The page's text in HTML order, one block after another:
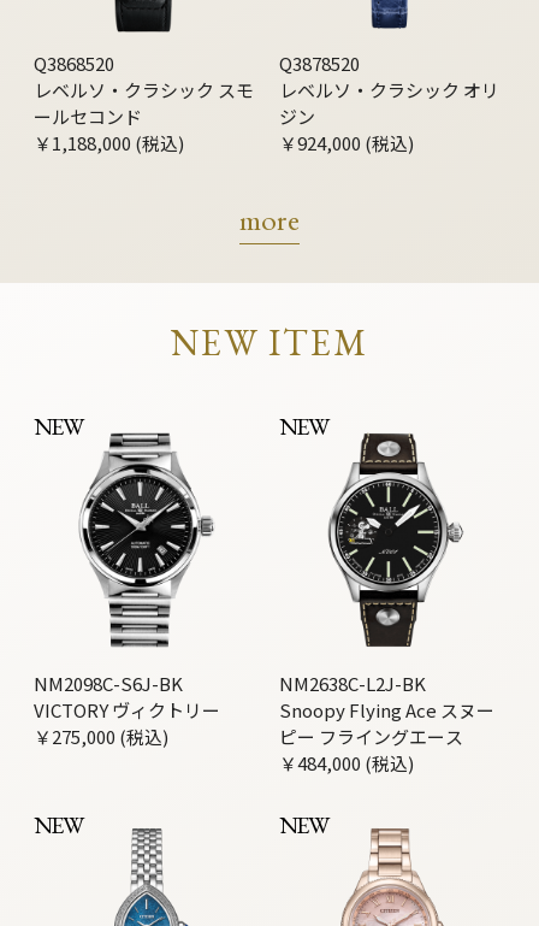
Q3868520
レベルソ・クラシック スモ
ールセコンド
￥1,188,000 (税込)
Q3878520
レベルソ・クラシック オリ
ジン
￥924,000 (税込)
more
NEW ITEM
NEW
NM2098C-S6J-BK
VICTORY ヴィクトリー
￥275,000 (税込)
NEW
NM2638C-L2J-BK
Snoopy Flying Ace スヌー
ピー フライングエース
￥484,000 (税込)
NEW NEW